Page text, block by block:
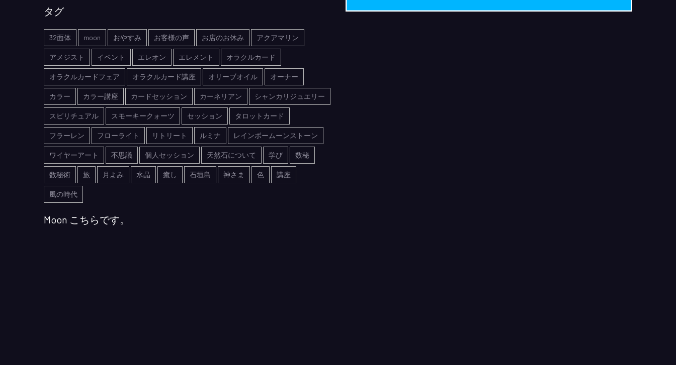
タグ
32面体 moon おやすみ お客様の声 お店のお休み アクアマリン
アメジスト イベント エレオン エレメント オラクルカード
オラクルカードフェア オラクルカード講座 オリーブオイル オーナー
カラー カラー講座 カードセッション カーネリアン シャンカリジュエリー
スピリチュアル スモーキークォーツ セッション タロットカード
フラーレン フローライト リトリート ルミナ レインボームーンストーン
ワイヤーアート 不思議 個人セッション 天然石について 学び 数秘
数秘術 旅 月よみ 水晶 癒し 石垣島 神さま 色 講座
風の時代
Moon こちらです。